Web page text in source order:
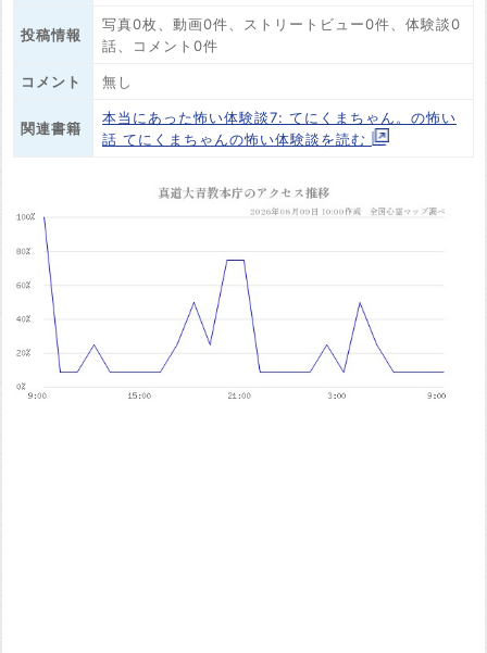
投稿情報
写真0枚、動画0件、ストリートビュー0件、体験談0
話、コメント0件
コメント 無し
関連書籍
本当にあった怖い体験談7: てにくまちゃん。の怖い
話 てにくまちゃんの怖い体験談を読む